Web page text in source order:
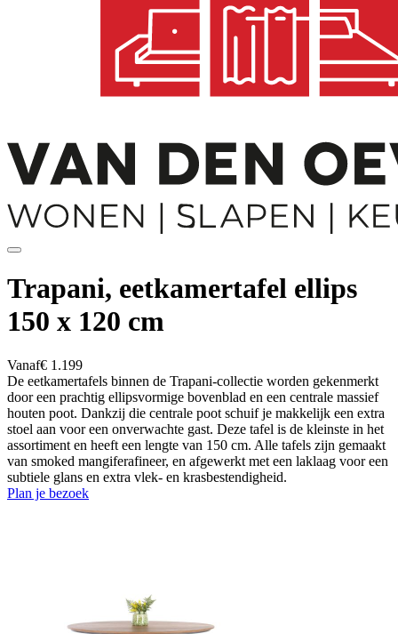
Trapani, eetkamertafel ellips
150 x 120 cm
Vanaf€ 1.199
De eetkamertafels binnen de Trapani-collectie worden gekenmerkt
door een prachtig ellipsvormige bovenblad en een centrale massief
houten poot. Dankzij die centrale poot schuif je makkelijk een extra
stoel aan voor een onverwachte gast. Deze tafel is de kleinste in het
assortiment en heeft een lengte van 150 cm. Alle tafels zijn gemaakt
van smoked mangiferafineer, en afgewerkt met een laklaag voor een
subtiele glans en extra vlek- en krasbestendigheid.
Plan je bezoek